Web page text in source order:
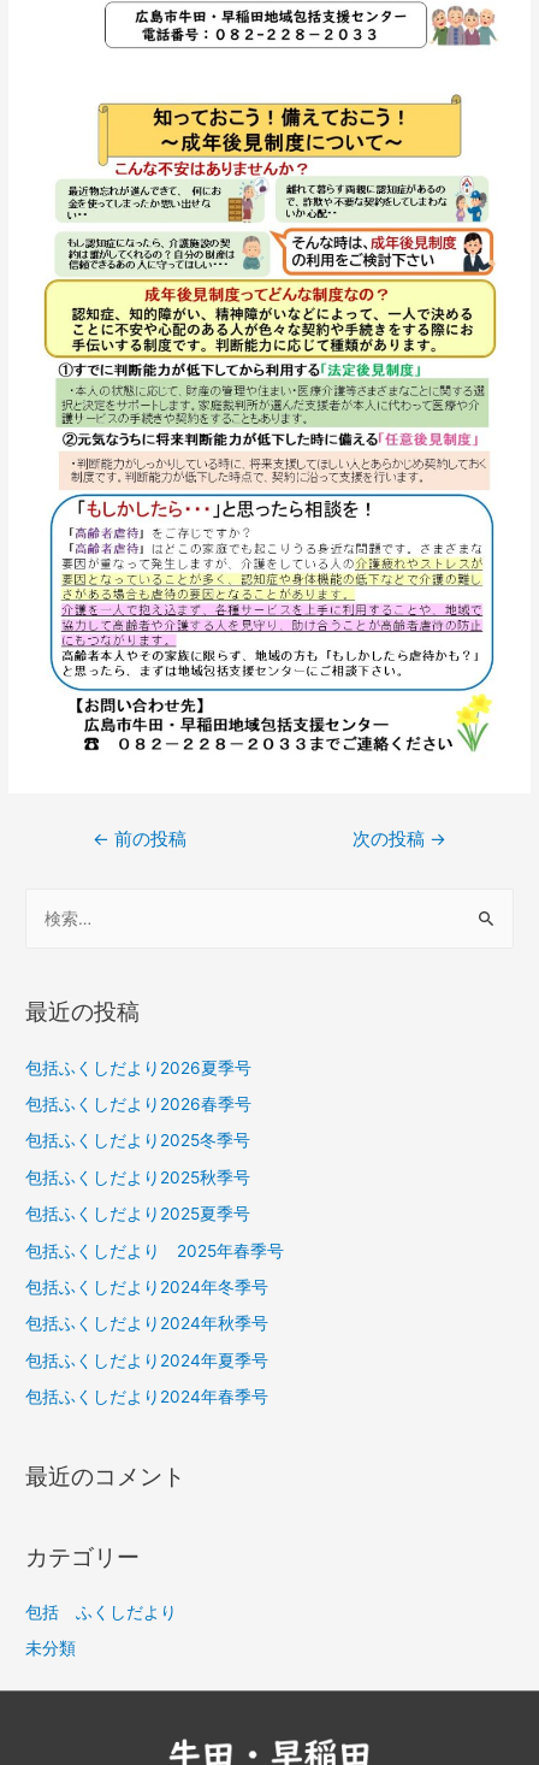
← 前の投稿 次の投稿 →
最近の投稿
包括ふくしだより2026夏季号
包括ふくしだより2026春季号
包括ふくしだより2025冬季号
包括ふくしだより2025秋季号
包括ふくしだより2025夏季号
包括ふくしだより 2025年春季号
包括ふくしだより2024年冬季号
包括ふくしだより2024年秋季号
包括ふくしだより2024年夏季号
包括ふくしだより2024年春季号
最近のコメント
カテゴリー
包括 ふくしだより
未分類